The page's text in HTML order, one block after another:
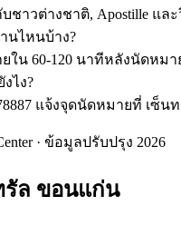
บชาวต่างชาติ, Apostille
นไหนบ้าง?
ใน 60-120 นาทีหลังนัดหมา
ไง?
แจ้งจุดนัดหมายที่ เ
· ข้อมูลปรับปรุง 2026
รัล ขอนแก่น